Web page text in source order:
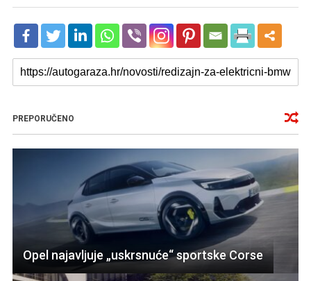
PREPORUČENO
Opel najavljuje „uskrsnuće“ sportske Corse